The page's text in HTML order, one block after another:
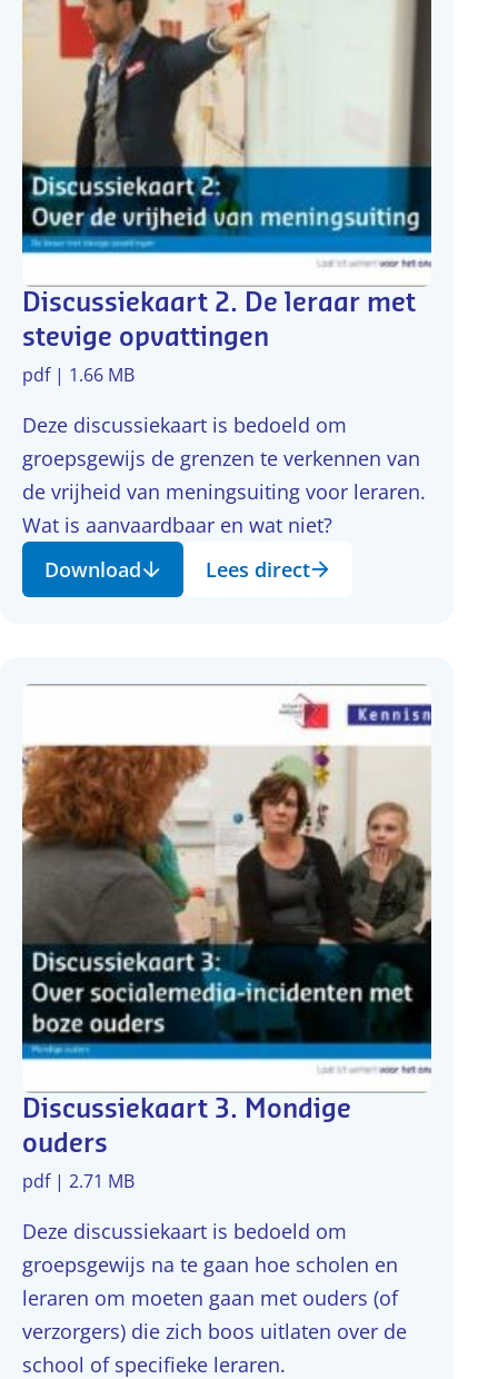
Discussiekaart 2. De leraar met
stevige opvattingen
pdf | 1.66 MB
Deze discussiekaart is bedoeld om
groepsgewijs de grenzen te verkennen van
de vrijheid van meningsuiting voor leraren.
Wat is aanvaardbaar en wat niet?
Download
Lees direct
Discussiekaart 3. Mondige
ouders
pdf | 2.71 MB
Deze discussiekaart is bedoeld om
groepsgewijs na te gaan hoe scholen en
leraren om moeten gaan met ouders (of
verzorgers) die zich boos uitlaten over de
school of specifieke leraren.